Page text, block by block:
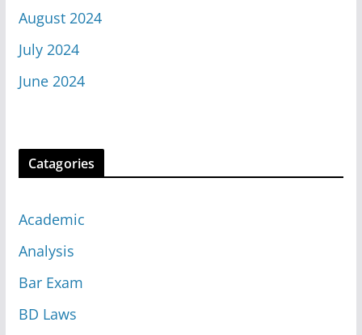
August 2024
July 2024
June 2024
Catagories
Academic
Analysis
Bar Exam
BD Laws